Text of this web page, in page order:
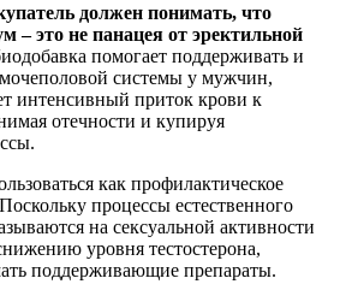
должен понимать, что
– это не панацея от эректильной
помогает поддерживать и
системы у мужчин,
интенсивный приток крови к
отечности и купируя
как профилактическое
процессы естественного
на сексуальной активности
уровня тестостерона,
поддерживающие препараты.